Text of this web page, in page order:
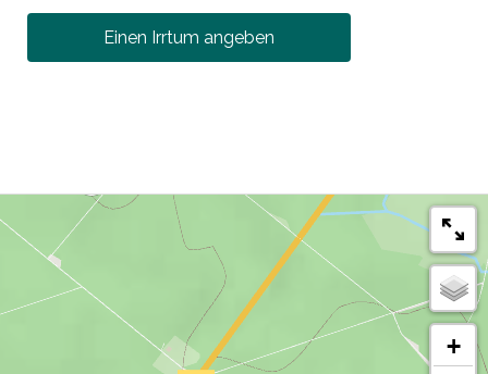
Einen Irrtum angeben
+